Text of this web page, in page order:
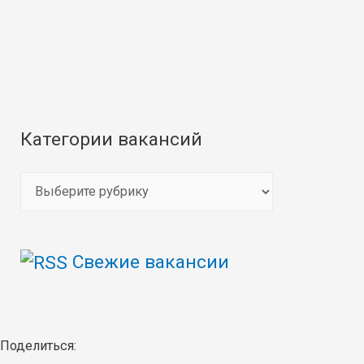
Категории вакансий
е
р
Свежие вакансии
Поделиться: